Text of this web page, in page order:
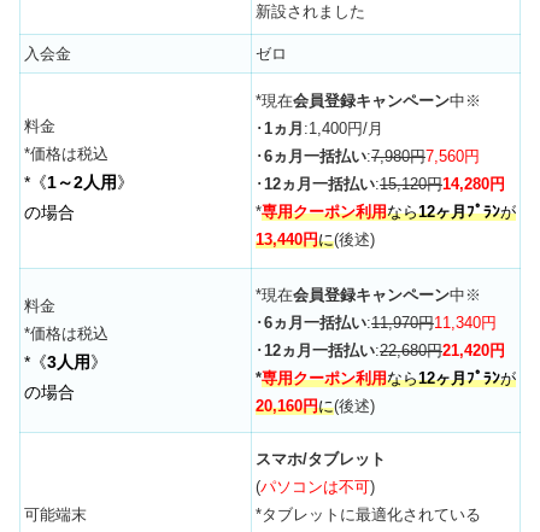
新設されました
入会金 ゼロ
料金
*価格は税込
*《1～2人用》
の場合
*現在会員登録キャンペーン中※
･ 1ヵ月 :1,400円/月
･6ヵ月一括払い:7,980円7,560円
･ 12ヵ月一括払い:15,120円14,280円
*専用クーポン利用なら12ヶ月ﾌﾟﾗﾝが
13,440円に(後述)
料金
*価格は税込
*《3人用》
の場合
*現在会員登録キャンペーン中※
･6ヵ月一括払い:11,970円11,340円
･ 12ヵ月一括払い:22,680円21,420円
*専用クーポン利用なら12ヶ月ﾌﾟﾗﾝが
20,160円に(後述)
可能端末
スマホ/タブレット
(パソコンは不可)
*タブレットに最適化されている